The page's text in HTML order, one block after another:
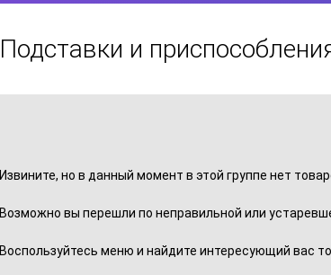
Подставки и
Извините, но в данный момент в этой группе нет
Возможно вы перешли по неправильной или
Воспользуйтесь меню и найдите интересующий вас